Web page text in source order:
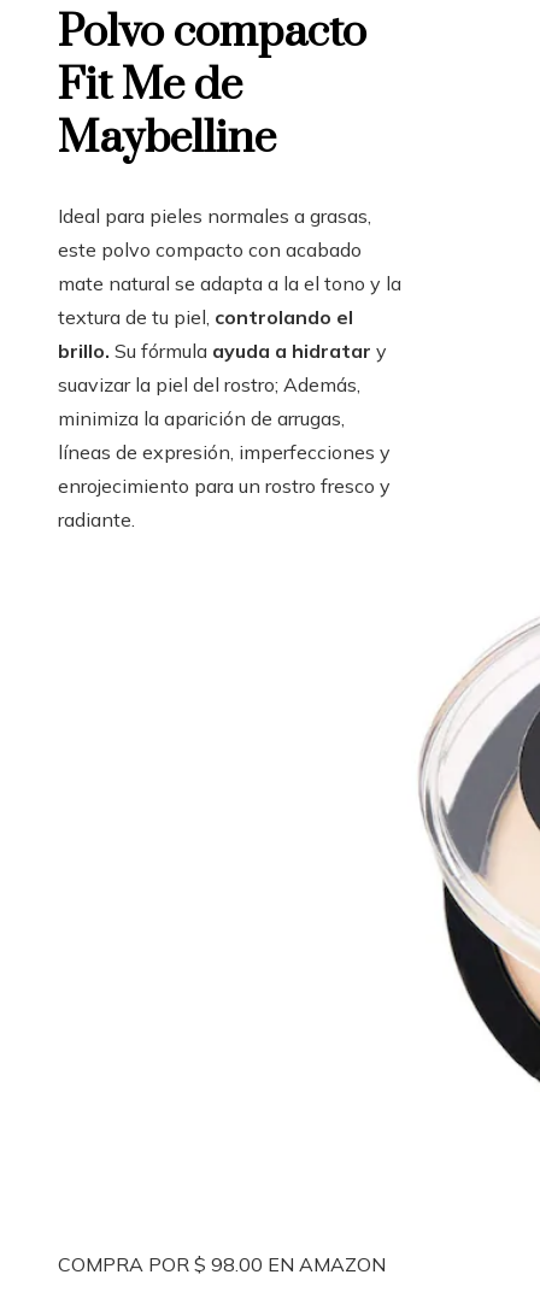
Polvo compacto
Fit Me de
Maybelline
Ideal para pieles normales a grasas,
este polvo compacto con acabado
mate natural se adapta a la el tono y la
textura de tu piel, controlando el
brillo. Su fórmula ayuda a hidratar y
suavizar la piel del rostro; Además,
minimiza la aparición de arrugas,
líneas de expresión, imperfecciones y
enrojecimiento para un rostro fresco y
radiante.
COMPRA POR $ 98.00 EN AMAZON